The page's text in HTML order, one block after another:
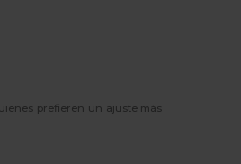
prefieren un ajuste más